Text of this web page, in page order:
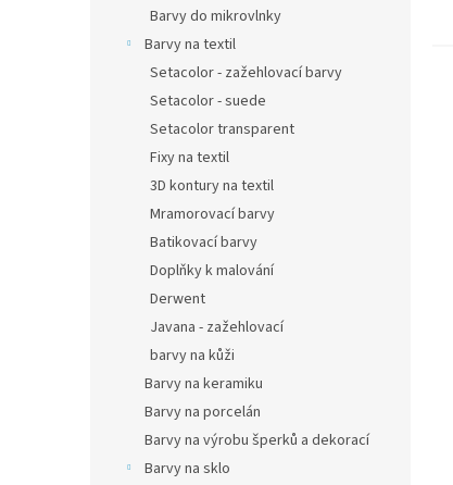
Barvy do mikrovlnky
Barvy na textil
Setacolor - zažehlovací barvy
Setacolor - suede
Setacolor transparent
Fixy na textil
3D kontury na textil
Mramorovací barvy
Batikovací barvy
Doplňky k malování
Derwent
Javana - zažehlovací
barvy na kůži
Barvy na keramiku
Barvy na porcelán
Barvy na výrobu šperků a dekorací
Barvy na sklo